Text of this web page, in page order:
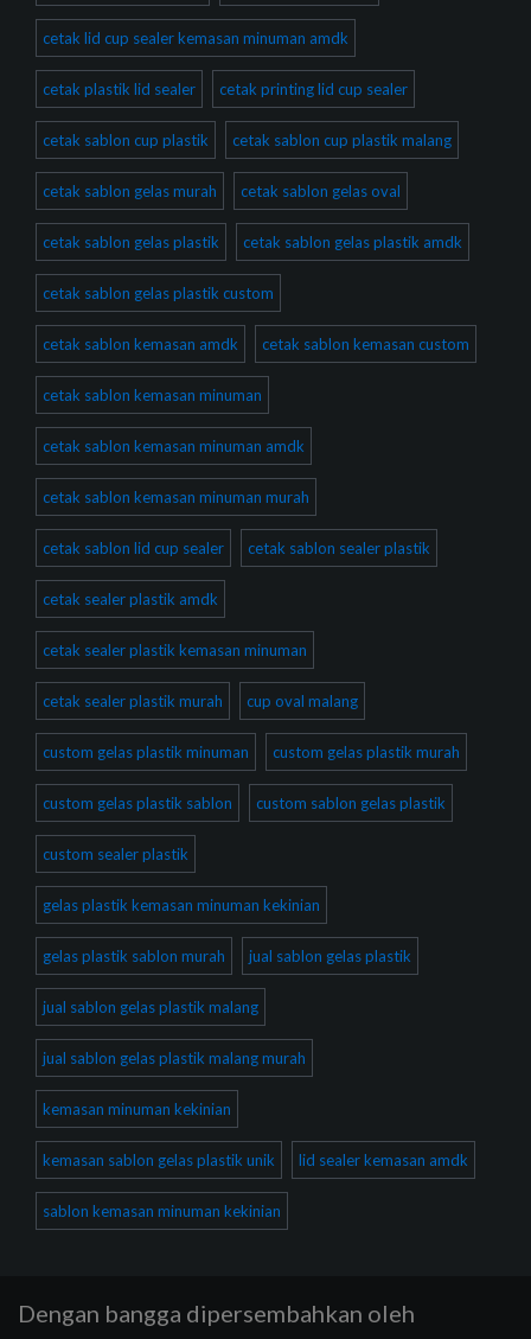
cetak lid cup sealer kemasan minuman amdk
cetak plastik lid sealer cetak printing lid cup sealer
cetak sablon cup plastik cetak sablon cup plastik malang
cetak sablon gelas murah cetak sablon gelas oval
cetak sablon gelas plastik cetak sablon gelas plastik amdk
cetak sablon gelas plastik custom
cetak sablon kemasan amdk cetak sablon kemasan custom
cetak sablon kemasan minuman
cetak sablon kemasan minuman amdk
cetak sablon kemasan minuman murah
cetak sablon lid cup sealer cetak sablon sealer plastik
cetak sealer plastik amdk
cetak sealer plastik kemasan minuman
cetak sealer plastik murah cup oval malang
custom gelas plastik minuman custom gelas plastik murah
custom gelas plastik sablon custom sablon gelas plastik
custom sealer plastik
gelas plastik kemasan minuman kekinian
gelas plastik sablon murah jual sablon gelas plastik
jual sablon gelas plastik malang
jual sablon gelas plastik malang murah
kemasan minuman kekinian
kemasan sablon gelas plastik unik lid sealer kemasan amdk
sablon kemasan minuman kekinian
Dengan bangga dipersembahkan oleh